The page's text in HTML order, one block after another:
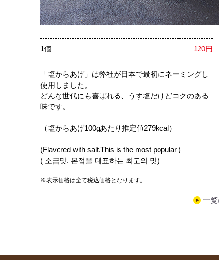
1個 120円
「塩からあげ」は弊社が日本で最初にネーミングし
使用しました。
どんな世代にも喜ばれる、うす塩だけどコクのある
味です。
（塩からあげ100gあたり推定値279kcal）
(Flavored with salt.This is the most popular )
( 소금맛. 본점을 대표하는 최고의 맛)
※表示価格は全て税込価格となります。
一覧